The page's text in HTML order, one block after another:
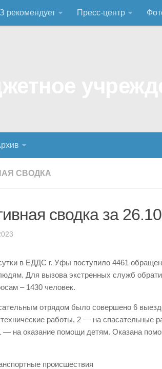
рекомендует Пресс-центр
СВОДКА
сводка за
в ЕДДС г. Уфы поступило 4461
Для вызова экстренных служб
– 1430 человек.
отрядом было совершено 6
работы, 2 — на спасательные
— на оказание помощи детям. Оказана
происшествия